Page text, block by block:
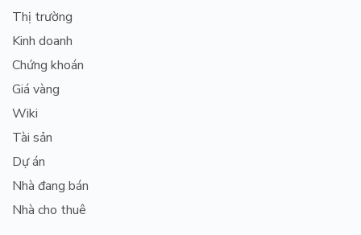
Thị trường
Kinh doanh
Chứng khoán
Giá vàng
Wiki
Tài sản
Dự án
Nhà đang bán
Nhà cho thuê